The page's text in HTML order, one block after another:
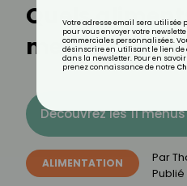
Quels
mettre sous
Découvrez les 11 menus
ALIMENTATION Par
Publié
Votre adresse email sera utilisée
pour vous envoyer votre
commerciales personnalisées.
désinscrire en utilisant le lien
dans la newsletter. Pour en
prenez connaissance de notre